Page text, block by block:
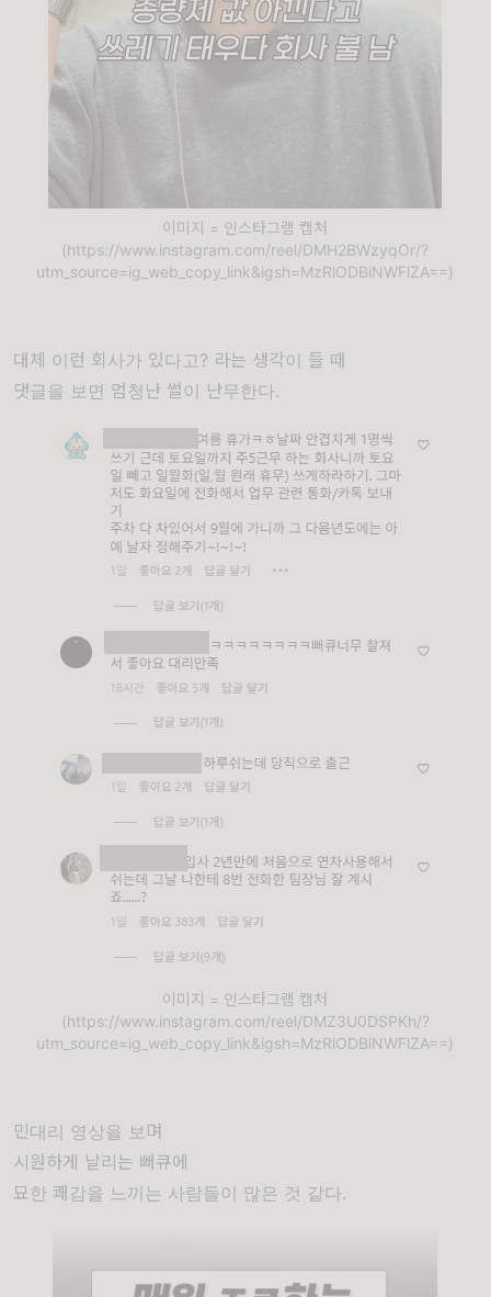
이미지 = 인스타그램 캡처
(https://www.instagram.com/reel/DMH2BWzyqOr/?
utm_source=ig_web_copy_link&igsh=MzRlODBiNWFlZA==)
대체 이런 회사가 있다고? 라는 생각이 들 때
댓글을 보면 엄청난 썰이 난무한다.
이미지 = 인스타그램 캡처
(https://www.instagram.com/reel/DMZ3U0DSPKh/?
utm_source=ig_web_copy_link&igsh=MzRlODBiNWFlZA==)
민대리 영상을 보며
시원하게 날리는 뻐큐에
묘한 쾌감을 느끼는 사람들이 많은 것 같다.